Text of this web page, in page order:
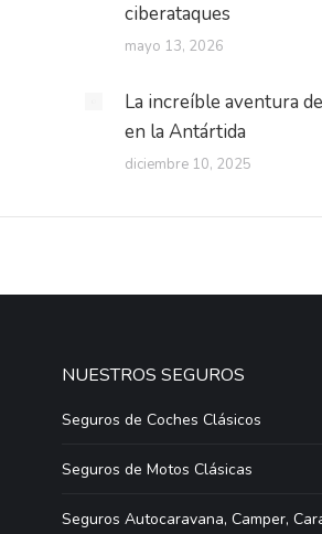
ciberataques
mayo 13, 2026
La increíble aventura
en la Antártida
diciembre 10, 2025
NUESTROS SEGUROS
Seguros de Coches Clásicos
Seguros de Motos Clásicas
Seguros Autocaravana, Camper,